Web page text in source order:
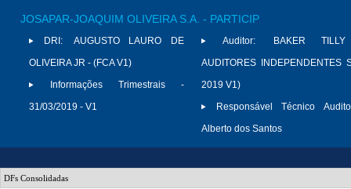
JOSAPAR-JOAQUIM OLIVEIRA S.A. - PARTICIP
DRI:
AUGUSTO LAURO DE
OLIVEIRA JR - (FCA V1)
Informações Trimestrais -
31/03/2019 - V1
Auditor:
BAKER
AUDITORES INDEPENDENTES
2019 V1)
Responsável Técnico
Alberto dos Santos